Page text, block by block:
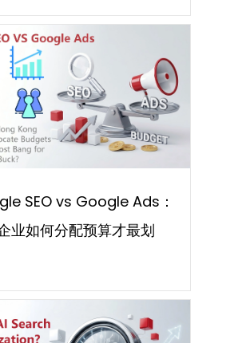
SEO vs Google Ads：
业如何分配预算才最划